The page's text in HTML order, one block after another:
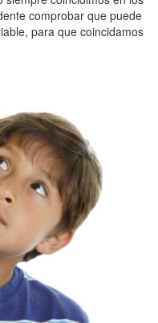
comprobar que puede
para que coincidamos